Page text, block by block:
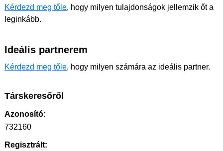
Kérdezd meg tőle, hogy milyen tulajdonságok jellemzik őt a
leginkább.
Ideális partnerem
Kérdezd meg tőle, hogy milyen számára az ideális partner.
Társkeresőről
Azonosító:
732160
Regisztrált: